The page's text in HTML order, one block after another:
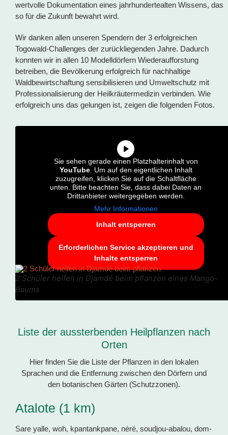
wertvolle Dokumentation eines jahrhundertealten Wissens, das
so für die Zukunft bewahrt wird.
Wir danken allen unseren Spendern der 3 erfolgreichen
Togowald-Challenges der zurückliegenden Jahre. Dadurch
konnten wir in allen 10 Modelldörfern Wiederaufforstung
betreiben, die Bevölkerung erfolgreich für nachhaltige
Waldbewirtschaftung sensibilisieren und Umweltschutz mit
Professionalisierung der Heilkräutermedizin verbinden. Wie
erfolgreich uns das gelungen ist, zeigen die folgenden Fotos.
Sie sehen gerade einen Platzhalterinhalt von
YouTube. Um auf den eigentlichen Inhalt
zuzugreifen, klicken Sie auf die Schaltfläche
unten. Bitte beachten Sie, dass dabei Daten an
Drittanbieter weitergegeben werden.
Mehr Informationen
Inhalt entsperren
Erforderlichen Service akzeptieren und
Inhalte entsperren
2 Schüler helfen in Djamdé beim pflanzen eines Mango-
Baums
Liste der aussterbenden Heilpflanzen nach
Orten
Hier finden Sie die Liste der Pflanzen in den lokalen
Sprachen und die Entfernung zwischen den Dörfern und
den botanischen Gärten (Schutzzonen).
Atalote (1 km)
Sare yalle, woh, kpantankpane, néré, soudjou-abalou, dom-